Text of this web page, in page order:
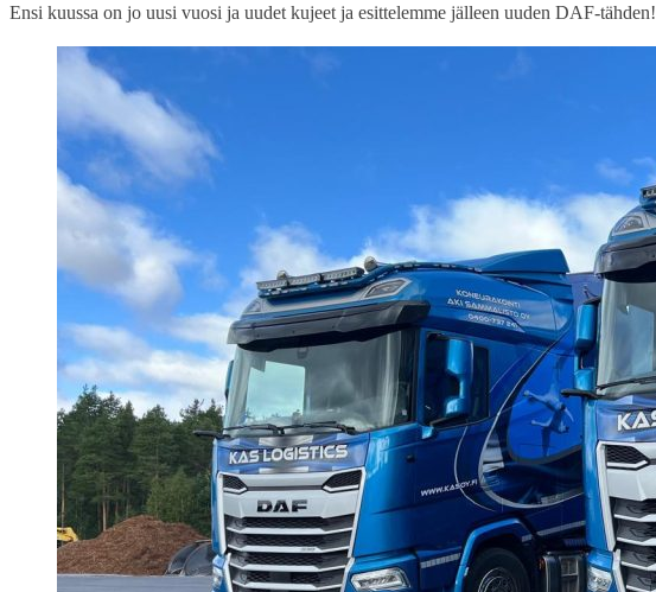
Ensi kuussa on jo uusi vuosi ja uudet kujeet ja esittelemme jälleen uuden DAF-tähden!